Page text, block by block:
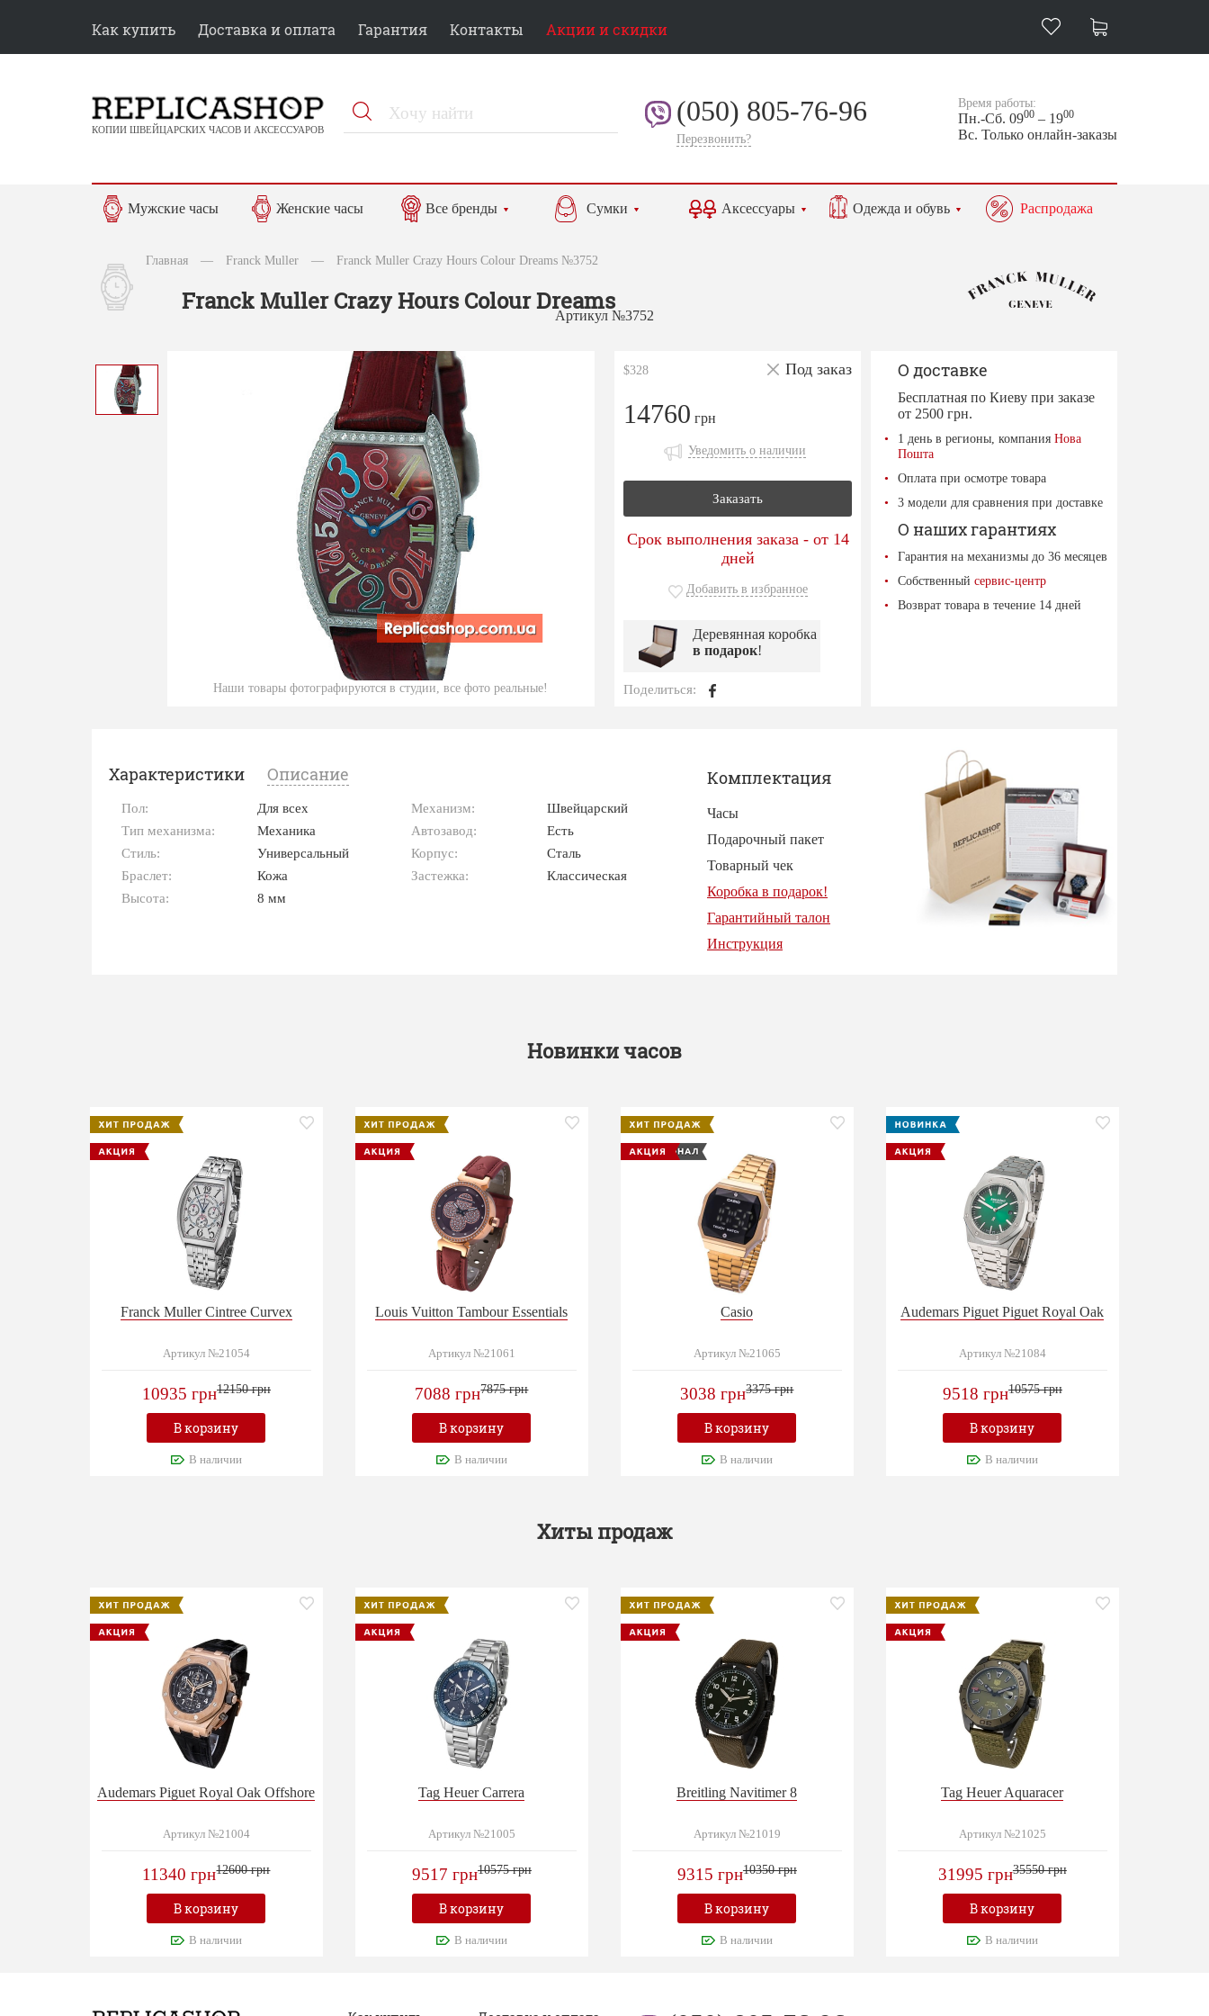
Как купить Доставка и оплата Гарантия Контакты Акции и скидки
КОПИИ ШВЕЙЦАРСКИХ ЧАСОВ И АКСЕССУАРОВ
(050) 805-76-96
Перезвонить?
Время работы:
Пн.-Сб. 0900 – 1900
Вс. Только онлайн-заказы
Мужские часы Женские часы Все бренды Сумки Аксессуары Одежда и обувь Распродажа
Главная — Franck Muller — Franck Muller Crazy Hours Colour Dreams №3752
Franck Muller Crazy Hours Colour Dreams
Артикул №3752
Наши товары фотографируются в студии, все фото реальные!
$328 Под заказ
14760 грн
Уведомить о наличии
Заказать
Срок выполнения заказа - от 14
дней
Добавить в избранное
Деревянная коробка
в подарок!
Поделиться:
О доставке
Бесплатная по Киеву при заказе
от 2500 грн.
1 день в регионы, компанияНова
Пошта
Оплата при осмотре товара
3 модели для сравнения при доставке
О наших гарантиях
Гарантия на механизмы до 36 месяцев
Собственныйсервис-центр
Возврат товара в течение 14 дней
Характеристики Описание
Пол: Для всех Механизм:
Швейцарский
Тип механизма:
Механика Автозавод:
Есть
Стиль:
Универсальный Корпус:
Сталь
Браслет:
Кожа Застежка:
Классическая
Высота:
8 мм
Комплектация
Часы
Подарочный пакет
Товарный чек
Коробка в подарок!
Гарантийный талон
Инструкция
Новинки часов
Franck Muller Cintree Curvex
Артикул №21054
10935 грн12150 грн
В корзину
В наличии
Louis Vuitton Tambour Essentials
Артикул №21061
7088 грн7875 грн
В корзину
В наличии
Casio
Артикул №21065
3038 грн3375 грн
В корзину
В наличии
Audemars Piguet Piguet Royal Oak
Артикул №21084
9518 грн10575 грн
В корзину
В наличии
Хиты продаж
Audemars Piguet Royal Oak Offshore
Артикул №21004
11340 грн12600 грн
В корзину
В наличии
Tag Heuer Carrera
Артикул №21005
9517 грн10575 грн
В корзину
В наличии
Breitling Navitimer 8
Артикул №21019
9315 грн10350 грн
В корзину
В наличии
Tag Heuer Aquaracer
Артикул №21025
31995 грн35550 грн
В корзину
В наличии